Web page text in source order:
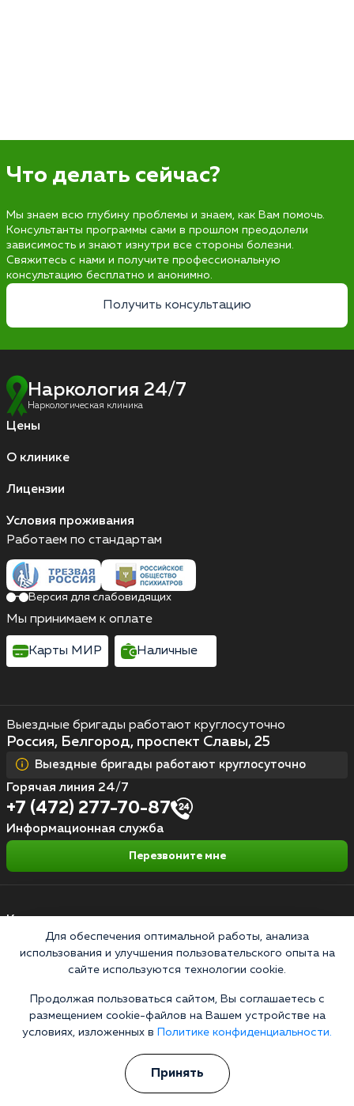
Что делать сейчас?
Мы знаем всю глубину проблемы и знаем, как Вам помочь.
Консультанты программы сами в прошлом преодолели
зависимость и знают изнутри все стороны болезни.
Свяжитесь с нами и получите профессиональную
консультацию бесплатно и анонимно.
Получить консультацию
Наркология 24/7
Наркологическая клиника
Цены
О клинике
Лицензии
Условия проживания
Кодирование алкоголизма
Кодирование от алкоголя на дому
Зашиться от алкоголизма
Кодирование уколом
Торпедо
Выездные бригады работают круглосуточно
Россия, Белгород, проспект Славы, 25
Выездные бригады работают круглосуточно
Горячая линия 24/7
+7 (472) 277-70-87
Информационная служба
Перезвоните мне
Работаем по стандартам
Версия для слабовидящих
Мы принимаем к оплате
Карты МИР Наличные
Для обеспечения оптимальной работы, анализа
использования и улучшения пользовательского опыта на
сайте используются технологии cookie.
Продолжая пользоваться сайтом, Вы соглашаетесь с
размещением cookie-файлов на Вашем устройстве на
условиях, изложенных в
Политике конфиденциальности.
Принять